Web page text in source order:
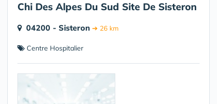
Chi Des Alpes Du Sud Site De Sisteron
04200 - Sisteron ➔ 26 km
Centre Hospitalier